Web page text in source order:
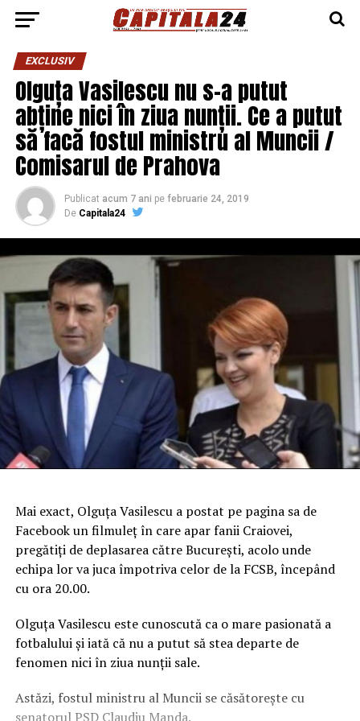
EXCLUSIV
Olguța Vasilescu nu s-a putut
abține nici în ziua nunții. Ce a putut
să facă fostul ministru al Muncii /
Comisarul de Prahova
Publicat acum 7 ani pe februarie 24, 2019
De Capitala24
Mai exact, Olguţa Vasilescu a postat pe pagina sa de
Facebook un filmuleţ în care apar fanii Craiovei,
pregătiţi de deplasarea către Bucureşti, acolo unde
echipa lor va juca împotriva celor de la FCSB, începând
cu ora 20.00.
Olguţa Vasilescu este cunoscută ca o mare pasionată a
fotbalului şi iată că nu a putut să stea departe de
fenomen nici în ziua nunţii sale.
Astăzi, fostul ministru al Muncii se căsătoreşte cu
senatorul PSD Claudiu Manda.